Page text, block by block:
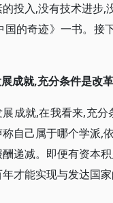
投入,没有技术进步
的奇迹》一书。接
成就,充分条件是改
成就,在我看来,充分
自己属于哪个学派,
递减。即便有资本
才能实现与发达国